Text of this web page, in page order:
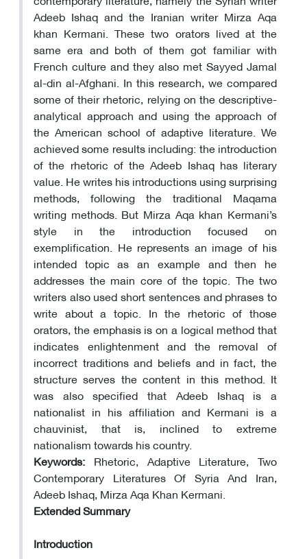
Adeeb Ishaq and the Iranian writer Mirza Aqa
khan Kermani. These two orators lived at the
same era and both of them got familiar with
French culture and they also met Sayyed Jamal
al-din al-Afghani. In this research, we compared
some of their rhetoric, relying on the descriptive-
analytical approach and using the approach of
the American school of adaptive literature. We
achieved some results including: the introduction
of the rhetoric of the Adeeb Ishaq has literary
value. He writes his introductions using surprising
methods, following the traditional Maqama
writing methods. But Mirza Aqa khan Kermani’s
style in the introduction focused on
exemplification. He represents an image of his
intended topic as an example and then he
addresses the main core of the topic. The two
writers also used short sentences and phrases to
write about a topic. In the rhetoric of those
orators, the emphasis is on a logical method that
indicates enlightenment and the removal of
incorrect traditions and beliefs and in fact, the
structure serves the content in this method. It
was also specified that Adeeb Ishaq is a
nationalist in his affiliation and Kermani is a
chauvinist, that is, inclined to extreme
nationalism towards his country.
Keywords: Rhetoric, Adaptive Literature, Two
Contemporary Literatures Of Syria And Iran,
Adeeb Ishaq, Mirza Aqa Khan Kermani.
Extended Summary
Introduction